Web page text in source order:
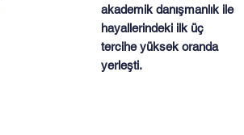
akademik danışmanlık ile
hayallerindeki ilk üç
tercihe yüksek oranda
yerleşti.